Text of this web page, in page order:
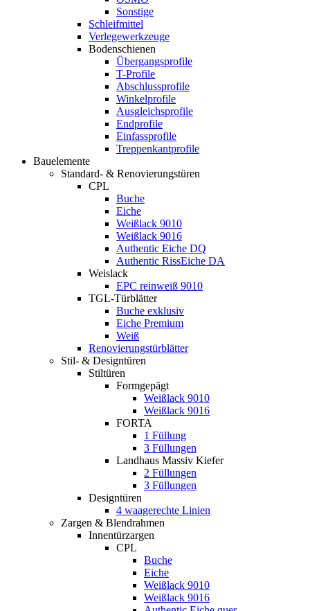
Sonstige
Schleifmittel
Verlegewerkzeuge
Bodenschienen
Übergangsprofile
T-Profile
Abschlussprofile
Winkelprofile
Ausgleichsprofile
Endprofile
Einfassprofile
Treppenkantprofile
Bauelemente
Standard- & Renovierungstüren
CPL
Buche
Eiche
Weißlack 9010
Weißlack 9016
Authentic Eiche DQ
Authentic RissEiche DA
Weislack
EPC reinweiß 9010
TGL-Türblätter
Buche exklusiv
Eiche Premium
Weiß
Renovierungstürblätter
Stil- & Designtüren
Stiltüren
Formgepägt
Weißlack 9010
Weißlack 9016
FORTA
1 Füllung
3 Füllungen
Landhaus Massiv Kiefer
2 Füllungen
3 Füllungen
Designtüren
4 waagerechte Linien
Zargen & Blendrahmen
Innentürzargen
CPL
Buche
Eiche
Weißlack 9010
Weißlack 9016